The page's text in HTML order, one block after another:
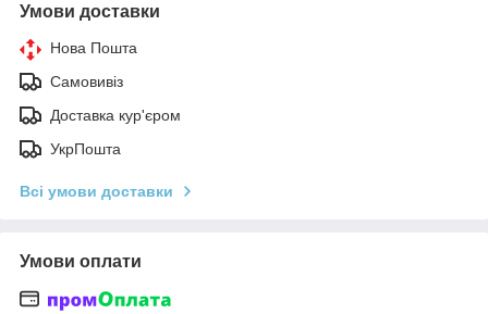
Умови доставки
Нова Пошта
Самовивіз
Доставка кур'єром
УкрПошта
Всі умови доставки
Умови оплати